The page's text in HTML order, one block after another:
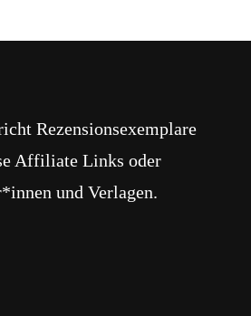
Rezensionsexemplare
Affiliate Links oder
und Verlagen.